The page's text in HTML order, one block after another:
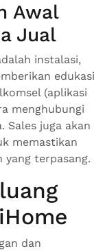
Awal
Jual
instalasi,
edukasi
(aplikasi
menghubungi
Sales juga akan
memastikan
yang terpasang.
dan